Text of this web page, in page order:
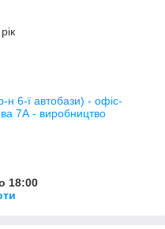
н 6-ї автобази) - офіс-
7А - виробництво
18:00